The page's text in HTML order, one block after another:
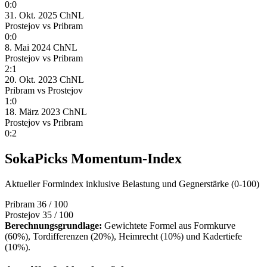
0:0
31. Okt. 2025 ChNL
Prostejov vs Pribram
0:0
8. Mai 2024 ChNL
Prostejov vs Pribram
2:1
20. Okt. 2023 ChNL
Pribram vs Prostejov
1:0
18. März 2023 ChNL
Prostejov vs Pribram
0:2
SokaPicks Momentum-Index
Aktueller Formindex inklusive Belastung und Gegnerstärke (0-100)
Pribram 36 / 100
Prostejov 35 / 100
Berechnungsgrundlage: Gewichtete Formel aus Formkurve
(60%), Tordifferenzen (20%), Heimrecht (10%) und Kadertiefe
(10%).